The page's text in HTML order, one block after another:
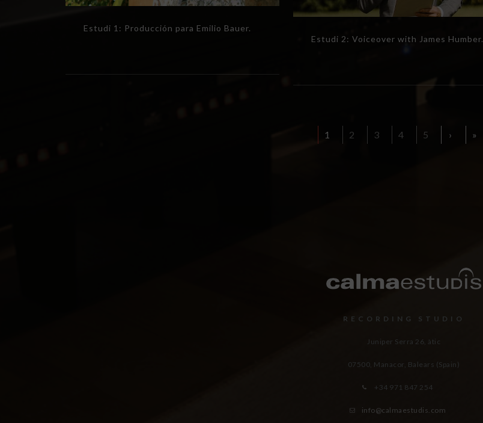
Estudi 1: Producción para Emilio Bauer.
Estudi 2: Voiceover with James Humber.
1 2 3 4 5 › »
RECORDING STUDIO
Juniper Serra 26, àtic
07500, Manacor, Balears (Spain)
+34 971 847 254
info@calmaestudis.com